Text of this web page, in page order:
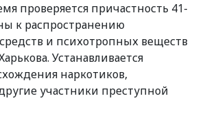
проверяется причастность 41-
к распространению
и психотропных веществ
Устанавливается
наркотиков,
участники преступной